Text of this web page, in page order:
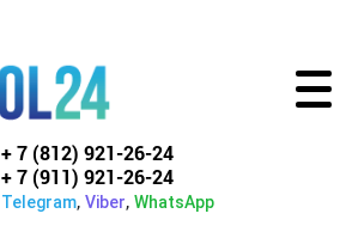
+ 7 (812) 921-26-24
+ 7 (911) 921-26-24
Telegram, Viber, WhatsApp